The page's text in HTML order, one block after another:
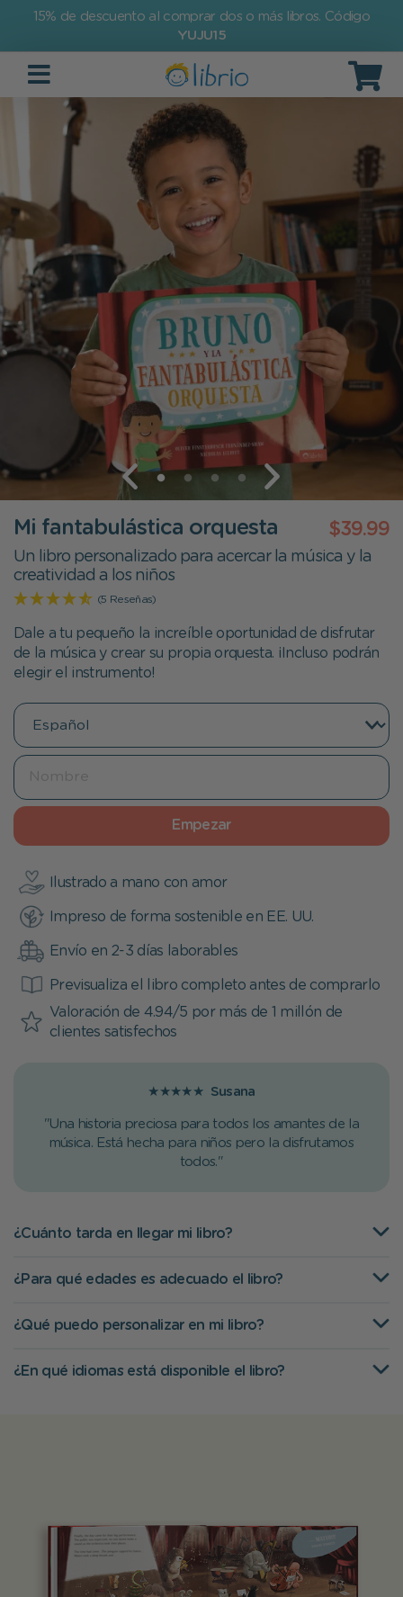
15% de descuento al comprar dos o más libros. Código
YUJU15
Mi fantabulástica orquesta $39.99
Un libro personalizado para acercar la música y la
creatividad a los niños
(5 Reseñas)
Dale a tu pequeño la increíble oportunidad de disfrutar
de la música y crear su propia orquesta. ¡Incluso podrán
elegir el instrumento!
Ilustrado a mano con amor
Impreso de forma sostenible en EE. UU.
Envío en 2-3 días laborables
Previsualiza el libro completo antes de comprarlo
Valoración de 4.94/5 por más de 1 millón de
clientes satisfechos
Empezar
★★★★★ Susana
"Una historia preciosa para todos los amantes de la
música. Está hecha para niños pero la disfrutamos
todos."
¿Cuánto tarda en llegar mi libro?
¿Para qué edades es adecuado el libro?
¿Qué puedo personalizar en mi libro?
¿En qué idiomas está disponible el libro?